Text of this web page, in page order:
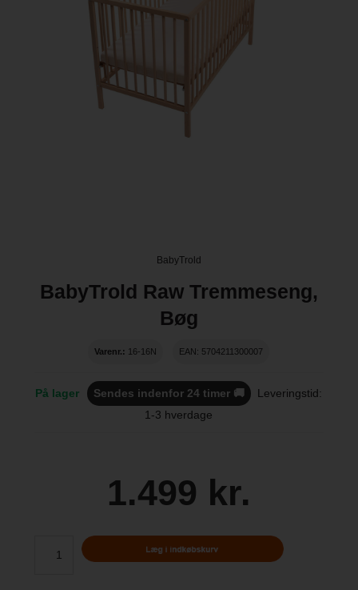
BabyTrold
BabyTrold Raw Tremmeseng,
Bøg
Varenr.: 16-16N EAN: 5704211300007
På lager Sendes indenfor 24 timer 🚚
Leveringstid:
1-3 hverdage
1.499 kr.